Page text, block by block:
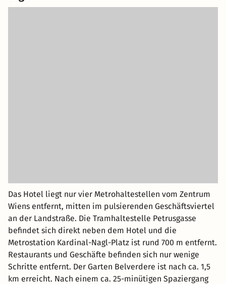
Das Hotel liegt nur vier Metrohaltestellen vom Zentrum
Wiens entfernt, mitten im pulsierenden Geschäftsviertel
an der Landstraße. Die Tramhaltestelle Petrusgasse
befindet sich direkt neben dem Hotel und die
Metrostation Kardinal-Nagl-Platz ist rund 700 m entfernt.
Restaurants und Geschäfte befinden sich nur wenige
Schritte entfernt. Der Garten Belverdere ist nach ca. 1,5
km erreicht. Nach einem ca. 25-minütigen Spaziergang